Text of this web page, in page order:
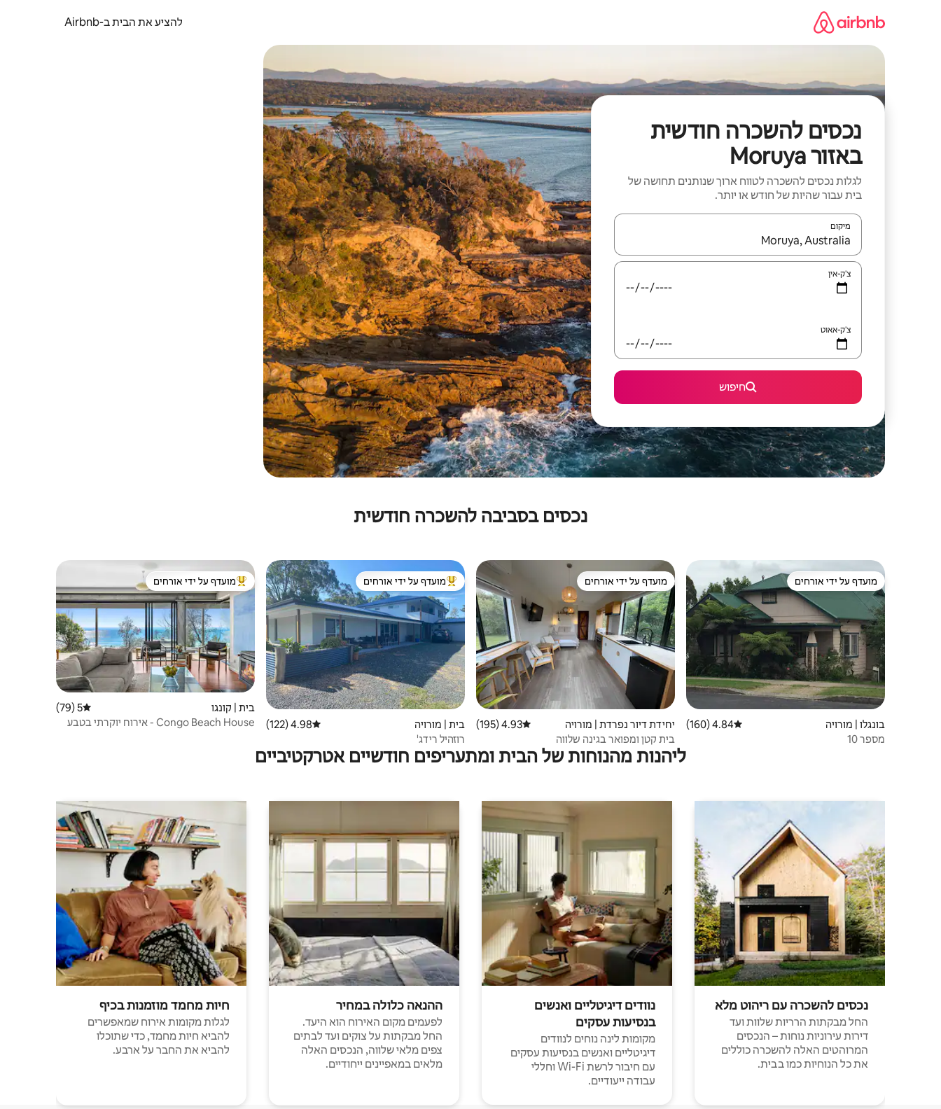
להציע את הבית ב-Airbnb
נכסים להשכרה חודשית
באזור Moruya
לגלות נכסים להשכרה לטווח ארוך שנותנים תחושה של
בית עבור שהיות של חודש או יותר.
מיקום
כאשר התוצאות יהיו זמינות, יש לנווט עם מקשי החיצים למעלה ולמטה או לעיין בעזרת תנועות מגע או החלקה.
צ'ק-אין
צ'ק-אאוט
חיפוש
נכסים בסביבה להשכרה חודשית
מועדף על ידי אורחים
מועדף על ידי אורחים
בונגלו | מורויה דירוג ממוצע של 4.84 מתוך 5, 160 ביקורות
4.84 (160)
מספר 10
מועדף על ידי אורחים
מועדף על ידי אורחים
יחידת דיור נפרדת | מורויה דירוג ממוצע של 4.93 מתוך 5, 195 ביקורות
4.93 (195)
בית קטן ומפואר בגינה שלווה
מוביל בקרב נכסים מועדפים על ידי אורחים
מועדף על ידי אורחים
בית | מורויה דירוג ממוצע של 4.98 מתוך 5, 122 ביקורות
4.98 (122)
רוזהיל רידג'
מוביל בקרב נכסים מועדפים על ידי אורחים
מועדף על ידי אורחים
בית | קונגו דירוג ממוצע של 5 מתוך 5, 79 ביקורות
5 (79)
Congo Beach House - אירוח יוקרתי בטבע
ליהנות מהנוחות של הבית ומתעריפים חודשיים אטרקטיביים
נכסים להשכרה עם ריהוט מלא
החל מבקתות הרריות שלוות ועד
דירות עירוניות נוחות – הנכסים
המרוהטים האלה להשכרה כוללים
את כל הנוחיות כמו בבית.
נוודים דיגיטליים ואנשים
בנסיעות עסקים
מקומות לינה נוחים לנוודים
דיגיטליים ואנשים בנסיעות עסקים
עם חיבור לרשת Wi-Fi וחללי
עבודה ייעודיים.
ההנאה כלולה במחיר
לפעמים מקום האירוח הוא היעד.
החל מבקתות על צוקים ועד לבתים
צפים מלאי שלווה, הנכסים האלה
מלאים במאפיינים ייחודיים.
חיות מחמד מוזמנות בכיף
לגלות מקומות אירוח שמאפשרים
להביא חיות מחמד, כדי שתוכלו
להביא את החבר על ארבע.